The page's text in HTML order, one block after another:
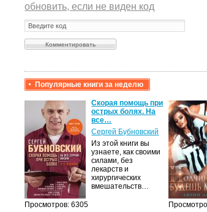
обновить, если не виден код
Популярные книги за неделю
Просмотров: 6305
Скорая помощь при
острых болях. На
все…
Сергей Бубновский
Из этой книги вы
узнаете, как своими
силами, без
лекарств и
хирургических
вмешательств…